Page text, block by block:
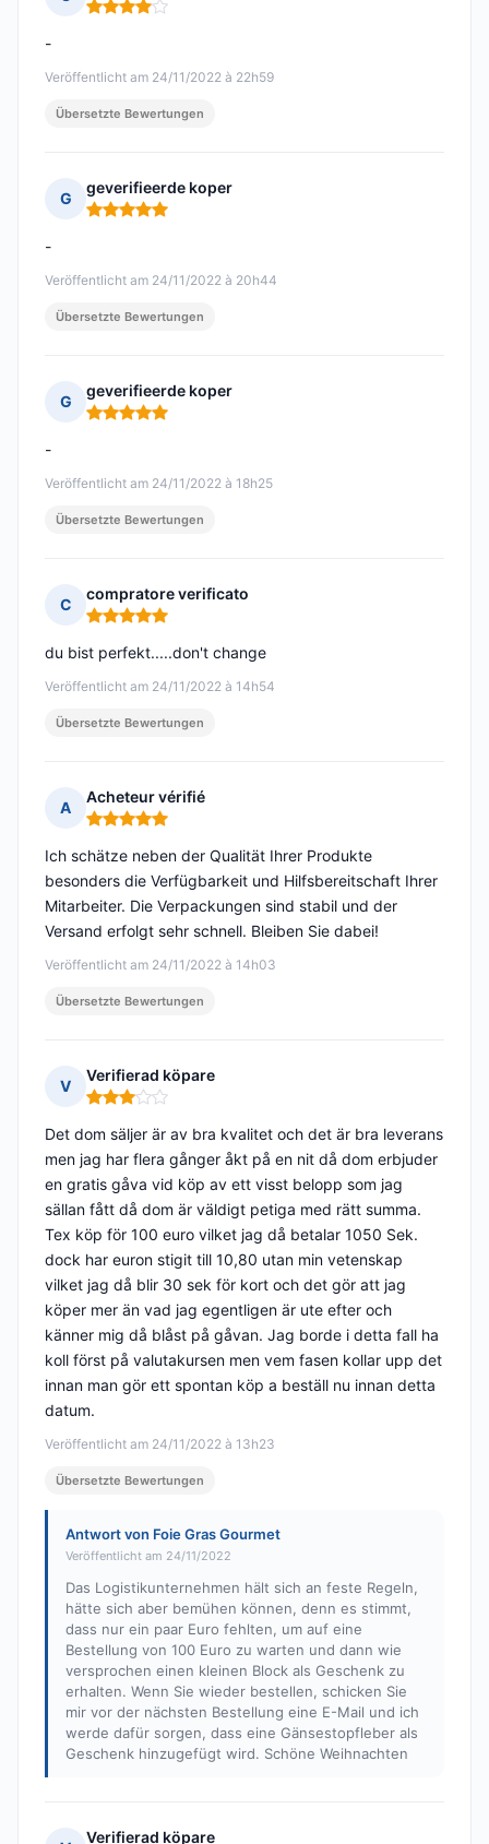
Hinweis: 4 von 5
Veröffentlicht am 24/11/2022 à 22h59
-
Übersetzte Bewertungen
G
geverifieerde koper
Hinweis: 5 von 5
Veröffentlicht am 24/11/2022 à 20h44
-
Übersetzte Bewertungen
G
geverifieerde koper
Hinweis: 5 von 5
Veröffentlicht am 24/11/2022 à 18h25
-
Übersetzte Bewertungen
C
compratore verificato
Hinweis: 5 von 5
Veröffentlicht am 24/11/2022 à 14h54
du bist perfekt.....don't change
Übersetzte Bewertungen
A
Acheteur vérifié
Hinweis: 5 von 5
Veröffentlicht am 24/11/2022 à 14h03
Ich schätze neben der Qualität Ihrer Produkte
besonders die Verfügbarkeit und Hilfsbereitschaft Ihrer
Mitarbeiter. Die Verpackungen sind stabil und der
Versand erfolgt sehr schnell. Bleiben Sie dabei!
Übersetzte Bewertungen
V
Verifierad köpare
Hinweis: 3 von 5
Veröffentlicht am 24/11/2022 à 13h23
Det dom säljer är av bra kvalitet och det är bra leverans
men jag har flera gånger åkt på en nit då dom erbjuder
en gratis gåva vid köp av ett visst belopp som jag
sällan fått då dom är väldigt petiga med rätt summa.
Tex köp för 100 euro vilket jag då betalar 1050 Sek.
dock har euron stigit till 10,80 utan min vetenskap
vilket jag då blir 30 sek för kort och det gör att jag
köper mer än vad jag egentligen är ute efter och
känner mig då blåst på gåvan. Jag borde i detta fall ha
koll först på valutakursen men vem fasen kollar upp det
innan man gör ett spontan köp a beställ nu innan detta
datum.
Übersetzte Bewertungen
Antwort von Foie Gras Gourmet
Veröffentlicht am 24/11/2022
Das Logistikunternehmen hält sich an feste Regeln,
hätte sich aber bemühen können, denn es stimmt,
dass nur ein paar Euro fehlten, um auf eine
Bestellung von 100 Euro zu warten und dann wie
versprochen einen kleinen Block als Geschenk zu
erhalten. Wenn Sie wieder bestellen, schicken Sie
mir vor der nächsten Bestellung eine E-Mail und ich
werde dafür sorgen, dass eine Gänsestopfleber als
Geschenk hinzugefügt wird. Schöne Weihnachten
Verifierad köpare